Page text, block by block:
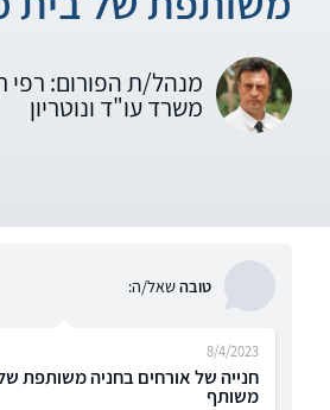
מנהל/ת הפורום: רפי
משרד עו"ד ונוטריון
טובהשאל/ה:
חנייה של אורחים בחניה משותפת
משותף
8/4/2023